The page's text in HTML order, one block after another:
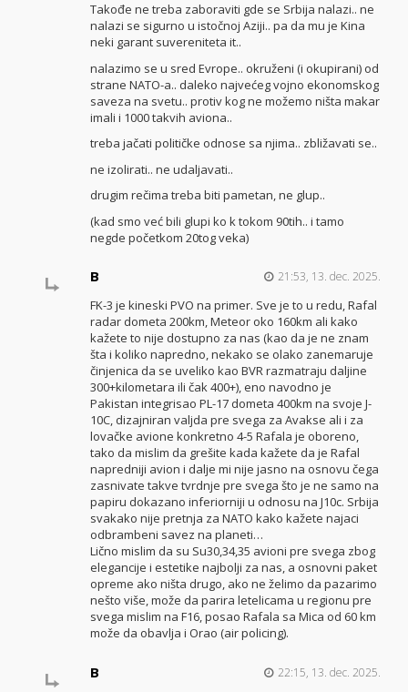
Takođe ne treba zaboraviti gde se Srbija nalazi.. ne
nalazi se sigurno u istočnoj Aziji.. pa da mu je Kina
neki garant suvereniteta it..
nalazimo se u sred Evrope.. okruženi (i okupirani) od
strane NATO-a.. daleko najvećeg vojno ekonomskog
saveza na svetu.. protiv kog ne možemo ništa makar
imali i 1000 takvih aviona..
treba jačati političke odnose sa njima.. zbližavati se..
ne izolirati.. ne udaljavati..
drugim rečima treba biti pametan, ne glup..
(kad smo već bili glupi ko k tokom 90tih.. i tamo
negde početkom 20tog veka)
B 21:53, 13. dec. 2025.
FK-3 je kineski PVO na primer. Sve je to u redu, Rafal
radar dometa 200km, Meteor oko 160km ali kako
kažete to nije dostupno za nas (kao da je ne znam
šta i koliko napredno, nekako se olako zanemaruje
činjenica da se uveliko kao BVR razmatraju daljine
300+kilometara ili čak 400+), eno navodno je
Pakistan integrisao PL-17 dometa 400km na svoje J-
10C, dizajniran valjda pre svega za Avakse ali i za
lovačke avione konkretno 4-5 Rafala je oboreno,
tako da mislim da grešite kada kažete da je Rafal
napredniji avion i dalje mi nije jasno na osnovu čega
zasnivate takve tvrdnje pre svega što je ne samo na
papiru dokazano inferiorniji u odnosu na J10c. Srbija
svakako nije pretnja za NATO kako kažete najaci
odbrambeni savez na planeti…
Lično mislim da su Su30,34,35 avioni pre svega zbog
elegancije i estetike najbolji za nas, a osnovni paket
opreme ako ništa drugo, ako ne želimo da pazarimo
nešto više, može da parira letelicama u regionu pre
svega mislim na F16, posao Rafala sa Mica od 60 km
može da obavlja i Orao (air policing).
B 22:15, 13. dec. 2025.